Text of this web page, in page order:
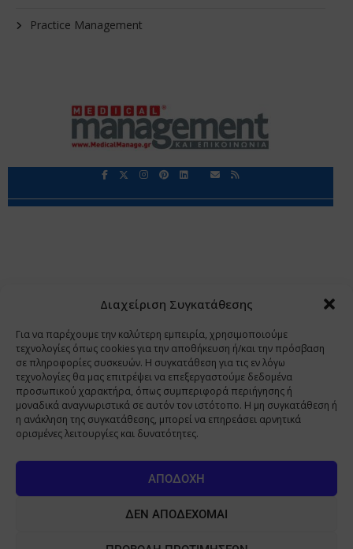
Διαχείριση Συγκατάθεσης
Για να παρέχουμε την καλύτερη εμπειρία, χρησιμοποιούμε
τεχνολογίες όπως cookies για την αποθήκευση ή/και την πρόσβαση
σε πληροφορίες συσκευών. Η συγκατάθεση για τις εν λόγω
τεχνολογίες θα μας επιτρέψει να επεξεργαστούμε δεδομένα
προσωπικού χαρακτήρα, όπως συμπεριφορά περιήγησης ή
μοναδικά αναγνωριστικά σε αυτόν τον ιστότοπο. Η μη συγκατάθεση ή
η ανάκληση της συγκατάθεσης, μπορεί να επηρεάσει αρνητικά
ορισμένες λειτουργίες και δυνατότητες.
ΑΠΟΔΟΧΉ
ΔΕΝ ΑΠΟΔΈΧΟΜΑΙ
Practice Management
Copyright 2009 - 2026 © Χαραμή Α.Ε.
www.PharmaManage.gr • www.HealthExpo.gr • www.YO.gr
•
www.GreekShares.com • www.eLearning-
PharmaManage.gr • www.Charami-SA.gr
Με την παραμονή σας σε αυτή δηλώνετε,
προβλέπονται από τις διατάξεις της παραγράφου 6 του άρθρου 22 του